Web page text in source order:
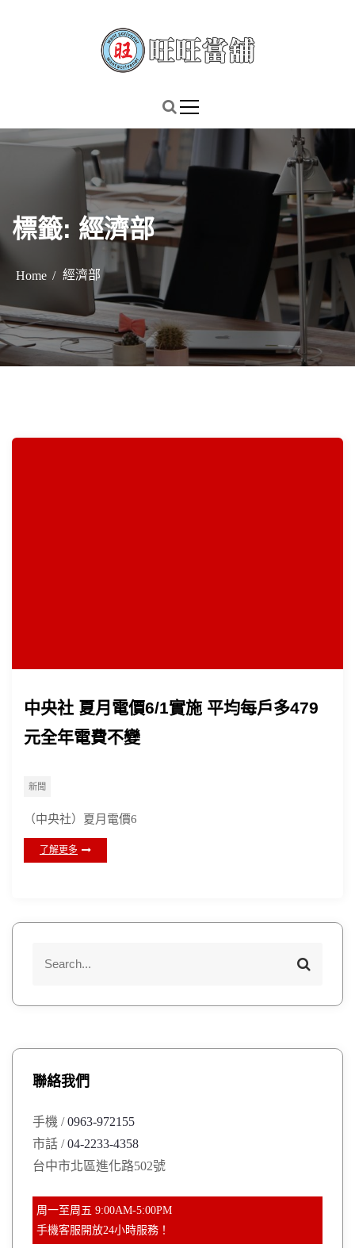
標籤: 經濟部
Home 經濟部
中央社 夏月電價6/1實施 平均每戶多479
元全年電費不變
新聞
（中央社）夏月電價6
了解更多
f
:
S
r
聯絡我們
手機 /0963-972155
市話 /04-2233-4358
台中市北區進化路502號
周一至周五 9:00AM-5:00PM
手機客服開放24小時服務！